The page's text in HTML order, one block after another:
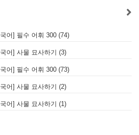
어] 필수 어휘 300 (74)
어] 사물 묘사하기 (3)
어] 필수 어휘 300 (73)
어] 사물 묘사하기 (2)
어] 사물 묘사하기 (1)